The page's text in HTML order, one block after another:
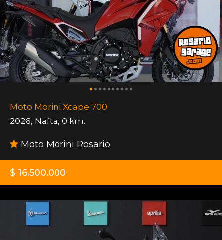
Moto Morini Xcape 700
2026, Nafta, 0 km.
Moto Morini Rosario
$ 16.500.000